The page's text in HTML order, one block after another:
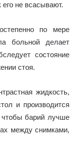
его не всасывают.
по мере
больной делает
состояние
стоя.
жидкость,
и производится
чтобы барий лучше
между снимками,